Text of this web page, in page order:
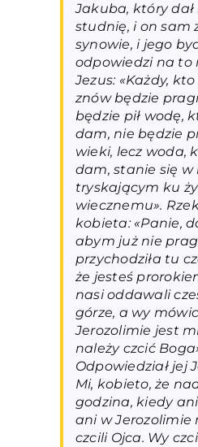
Jakuba, który
studnię, i on sam
synowie, i jego
odpowiedzi na to
Jezus: «Każdy,
znów będzie
będzie pił wodę,
dam, nie będzie
wieki, lecz woda,
dam, stanie się w
tryskającym ku
wiecznemu».
kobieta: «Panie,
abym już nie
przychodziła tu
że jesteś
nasi oddawali
górze, a wy
Jerozolimie jest
należy czcić
Odpowiedział jej
Mi, kobieto, że
godzina, kiedy
ani w Jerozolimie
czcili Ojca. Wy